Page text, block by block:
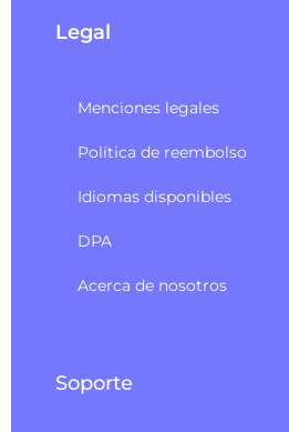
Legal
Menciones legales
Política de reembolso
Idiomas disponibles
DPA
Acerca de nosotros
Soporte